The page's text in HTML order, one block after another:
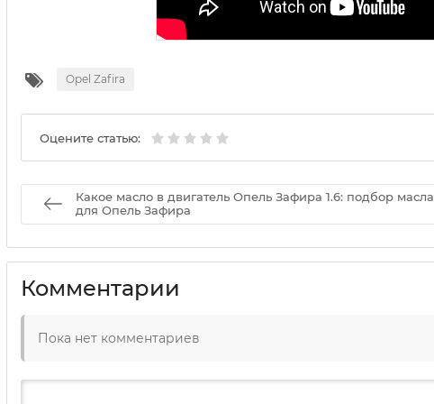
Opel Zafira
Оцените статью:
Какое масло в двигатель Опель Зафира 1.6: подбор масла
для Опель Зафира
Комментарии
Пока нет комментариев